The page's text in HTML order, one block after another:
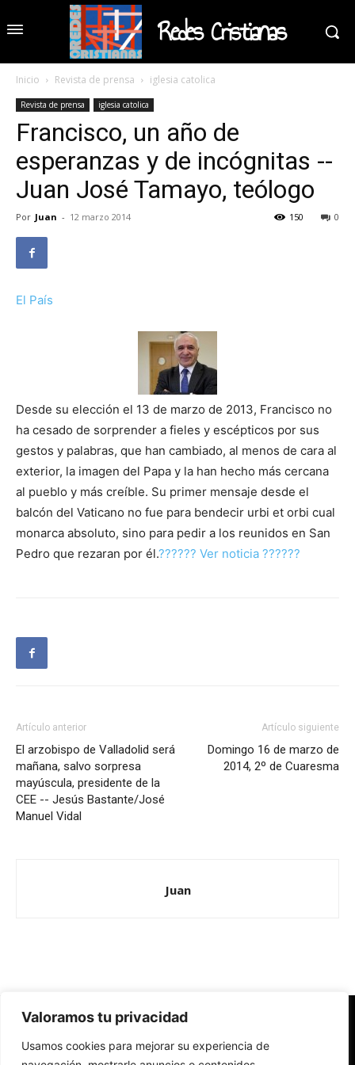
Valoramos tu privacidad
Usamos cookies para mejorar su experiencia de
Redes Cristianas
Inicio Revista de prensa iglesia catolica
Revista de prensa iglesia catolica
Francisco, un año de
esperanzas y de incógnitas --
Juan José Tamayo, teólogo
Por Juan - 12 marzo 2014 0
150
El País
Desde su elección el 13 de marzo de 2013, Francisco no
ha cesado de sorprender a fieles y escépticos por sus
gestos y palabras, que han cambiado, al menos de cara al
exterior, la imagen del Papa y la han hecho más cercana
al pueblo y más creíble. Su primer mensaje desde el
balcón del Vaticano no fue para bendecir urbi et orbi cual
monarca absoluto, sino para pedir a los reunidos en San
Pedro que rezaran por él.?????? Ver noticia ??????
Artículo anterior
El arzobispo de Valladolid será
mañana, salvo sorpresa
mayúscula, presidente de la
CEE -- Jesús Bastante/José
Manuel Vidal
Artículo siguiente
Domingo 16 de marzo de
2014, 2º de Cuaresma
Juan
Redes Cristianas
Una mirada alternativa sobre la Iglesia católica y la sociedad
- Colectivos de Redes Cristianas